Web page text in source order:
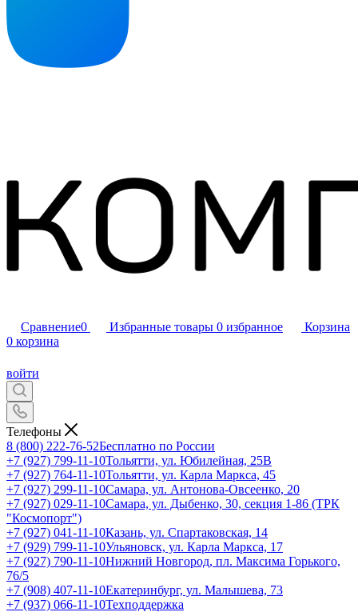
Сравнение0 Избранные товары 0 избранное
Корзина
0 корзина
войти
Телефоны
8 (800) 222-76-52Бесплатно по России
+7 (927) 799-11-10Тольятти, ул. Юбилейная, 25В
+7 (927) 764-11-10Тольятти, ул. Карла Маркса, 45
+7 (927) 299-11-10Самара, ул. Антонова-Овсеенко, 20
+7 (927) 029-11-10Самара, ул. Дыбенко, 30, секция 1-86 (ТРК
"Космопорт")
+7 (927) 041-11-10Казань, ул. Спартаковская, 14
+7 (929) 799-11-10Ульяновск, ул. Карла Маркса, 17
+7 (927) 790-11-10Нижний Новгород, пл. Максима Горького,
76/5
+7 (908) 407-11-10Екатеринбург, ул. Малышева, 73
+7 (937) 066-11-10Техподдержка